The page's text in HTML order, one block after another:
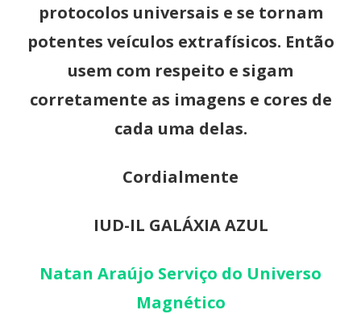
protocolos universais e se tornam
potentes veículos extrafísicos. Então
usem com respeito e sigam
corretamente as imagens e cores de
cada uma delas.
Cordialmente
IUD-IL GALÁXIA AZUL
Natan Araújo Serviço do Universo
Magnético